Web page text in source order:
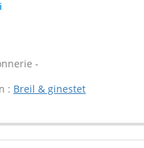
-
: Breil & ginestet